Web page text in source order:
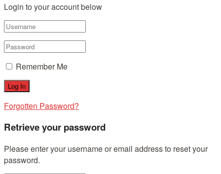
Login to your account below
Remember Me
Forgotten Password?
Retrieve your password
Please enter your username or email address to reset your
password.